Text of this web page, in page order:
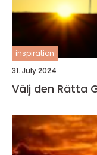
inspiration
31. July 2024
Välj den Rätta